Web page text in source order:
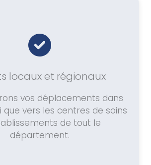
locaux et régionaux
vos déplacements dans
que vers les centres de soins
de tout le
département.